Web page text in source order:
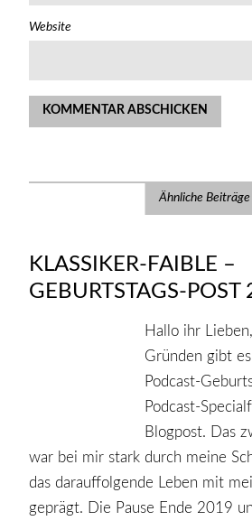
Website
Ähnliche Beiträge
KLASSIKER-FAIBLE –
GEBURTSTAGS-POST
Hallo ihr
Gründen gibt
Podcast-
Podcast-
Blogpost. Das
war bei mir stark durch meine
das darauffolgende Leben mit
geprägt. Die Pause Ende 2019